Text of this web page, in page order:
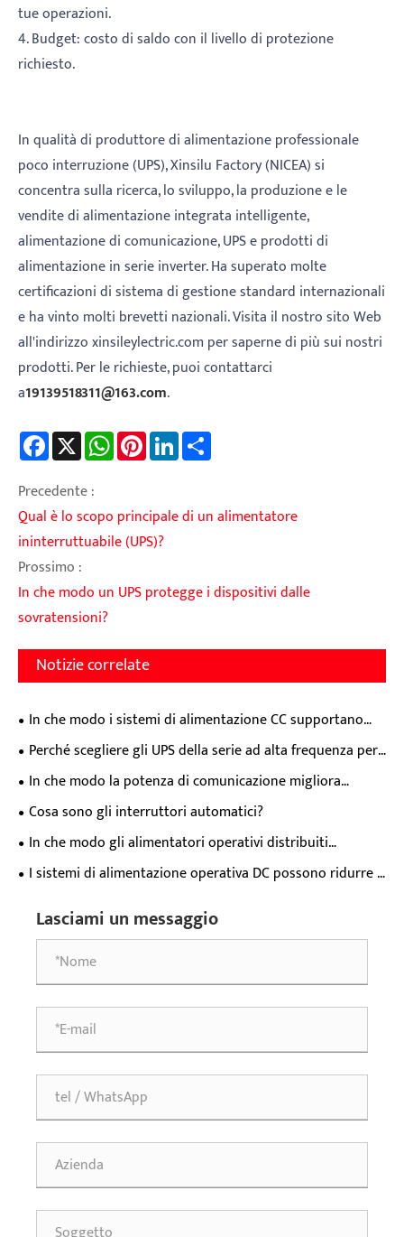
tue operazioni.
4. Budget: costo di saldo con il livello di protezione
richiesto.
In qualità di produttore di alimentazione professionale
poco interruzione (UPS), Xinsilu Factory (NICEA) si
concentra sulla ricerca, lo sviluppo, la produzione e le
vendite di alimentazione integrata intelligente,
alimentazione di comunicazione, UPS e prodotti di
alimentazione in serie inverter. Ha superato molte
certificazioni di sistema di gestione standard internazionali
e ha vinto molti brevetti nazionali. Visita il nostro sito Web
all'indirizzo xinsileylectric.com per saperne di più sui nostri
prodotti. Per le richieste, puoi contattarci
a19139518311@163.com.
Facebook WhatsAppPinterestLinkedIn
Precedente :
Qual è lo scopo principale di un alimentatore
ininterruttuabile (UPS)?
Prossimo :
In che modo un UPS protegge i dispositivi dalle
sovratensioni?
Notizie correlate
In che modo i sistemi di alimentazione CC supportano
una distribuzione stabile dell'energia industriale?
Perché scegliere gli UPS della serie ad alta frequenza per
una protezione dell'alimentazione di livello superiore?
In che modo la potenza di comunicazione migliora
l'affidabilità della rete moderna?
Cosa sono gli interruttori automatici?
In che modo gli alimentatori operativi distribuiti
affrontano i punti deboli dell'alimentazione delle
apparecchiature decentralizzate attraverso i campi chiave?
I sistemi di alimentazione operativa DC possono ridurre i
Lasciami un messaggio